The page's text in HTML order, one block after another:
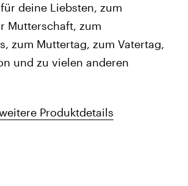
deine Liebsten, zum
Mutterschaft, zum
zum Muttertag, zum Vatertag,
und zu vielen anderen
Produktdetails